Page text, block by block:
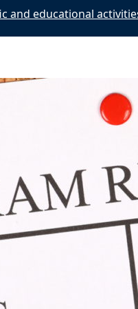
and educational